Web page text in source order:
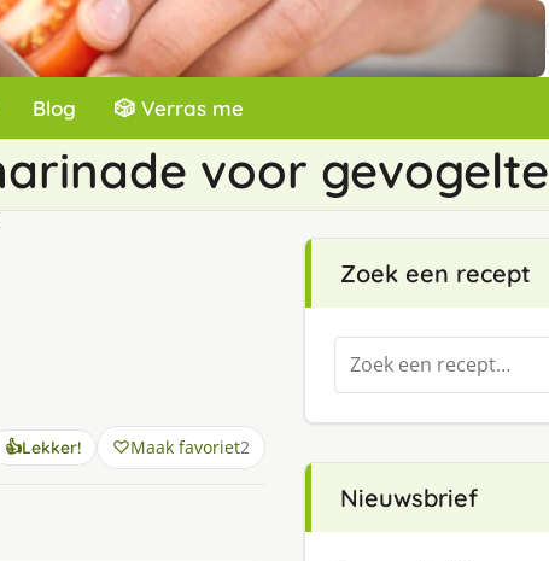
Blog 🎲 Verras me
voor gevogelte
👍Lekker! Maak favoriet2
Zoek een recept
Zoeken
naar:
Nieuwsbrief